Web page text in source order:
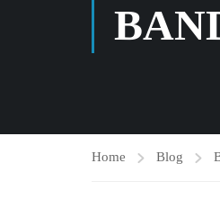
Home Blog